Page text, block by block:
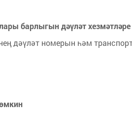
барлыгын дәүләт
дәүләт номерын һәм